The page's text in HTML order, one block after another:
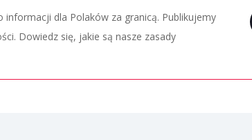
informacji dla Polaków za granicą. Publikujemy
Dowiedz się, jakie są nasze zasady